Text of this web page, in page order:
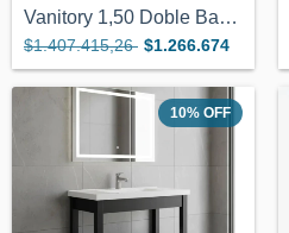
Vanitory 1,50 Doble Bacha Color Miel 6 C...
$1.407.415,26 $1.266.674
10% OFF